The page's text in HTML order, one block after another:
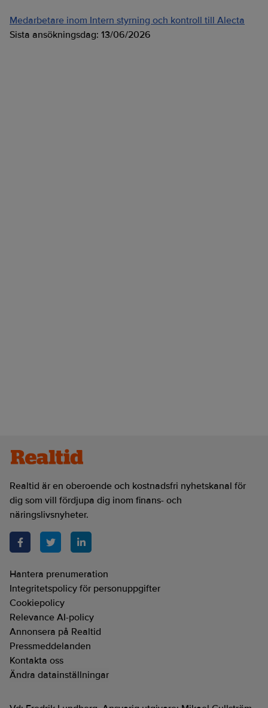
Medarbetare inom Intern styrning och kontroll till Alecta
Sista ansökningsdag: 13/06/2026
Realtid är en oberoende och kostnadsfri nyhetskanal för
dig som vill fördjupa dig inom finans- och
näringslivsnyheter.
Hantera prenumeration
Integritetspolicy för personuppgifter
Cookiepolicy
Relevance AI-policy
Annonsera på Realtid
Pressmeddelanden
Kontakta oss
Ändra datainställningar